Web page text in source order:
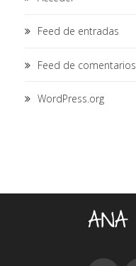
Feed de entradas
Feed de comentarios
WordPress.org